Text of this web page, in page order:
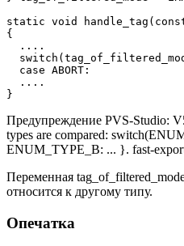
static void
{
  ....
  case ABORT:
  ....
}
Предупреждение PVS-Studio:
types are compared:
ENUM_TYPE_B: ... }. fast-
Переменная
относится к другому типу.
Опечатка